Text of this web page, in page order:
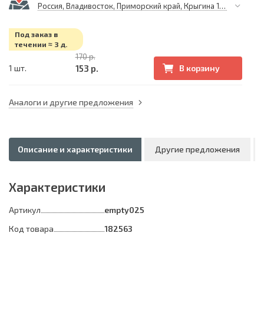
Россия, Владивосток, Приморский край, Крыгина 105
Под заказ в
течении ≈ 3 д.
1 шт.
170 р.
153 р. В корзину
Аналоги и другие предложения
Описание и характеристики Другие предложения
Характеристики
Артикул
empty025
Код товара
182563